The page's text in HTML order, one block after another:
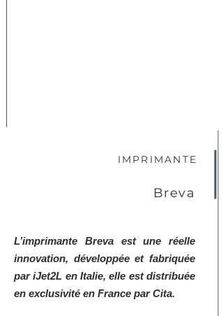
IMPRIMANTE
Breva
L’imprimante Breva est une réelle
innovation, développée et fabriquée
par iJet2L en Italie, elle est distribuée
en exclusivité en France par Cita.